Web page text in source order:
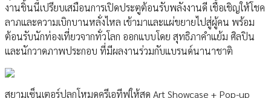
งานชิ้นนี้เปรียบเสมือนการเปิดประตูต้อนรับพลังงานดี เชื้อเชิญให้โชค
ลาภและความเบิกบานหลั่งไหล เข้ามาและแผ่ขยายไปสู่ผู้คน พร้อม
ต้อนรับนักท่องเที่ยวจากทั่วโลก ออกแบบโดย สุทธิภาคำแย้ม ศิลปิน
และนักวาดภาพประกอบ ที่มีผลงานร่วมกับแบรนด์นานาชาติ
สยามเซ็นเตอร์ปลุกโหมดครีเอทีฟให้สุด Art Showcase + Pop-up